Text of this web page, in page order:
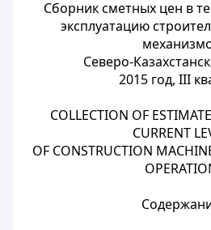
Сборник сметных цен в
эксплуатацию
Северо-
2015 год, III
COLLECTION OF
CURRENT
OF CONSTRUCTION